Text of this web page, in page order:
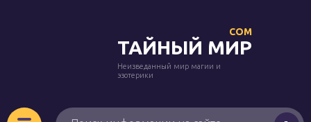
ТАЙНЫЙ МИР
COM
Неизведанный мир магии и
эзотерики